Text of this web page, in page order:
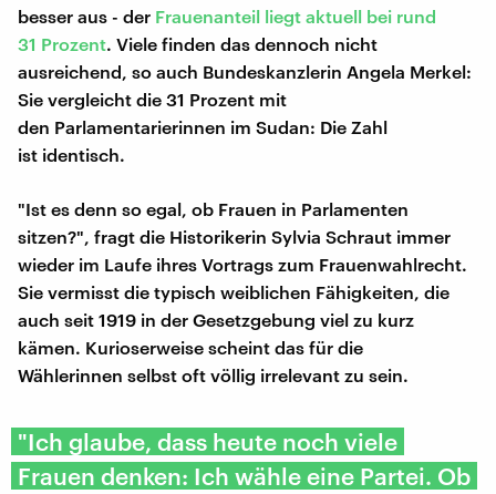
besser aus - der Frauenanteil liegt aktuell bei rund
31 Prozent. Viele finden das dennoch nicht
ausreichend, so auch Bundeskanzlerin Angela Merkel:
Sie vergleicht die 31 Prozent mit
den Parlamentarierinnen im Sudan: Die Zahl
ist identisch.
"Ist es denn so egal, ob Frauen in Parlamenten
sitzen?", fragt die Historikerin Sylvia Schraut immer
wieder im Laufe ihres Vortrags zum Frauenwahlrecht.
Sie vermisst die typisch weiblichen Fähigkeiten, die
auch seit 1919 in der Gesetzgebung viel zu kurz
kämen. Kurioserweise scheint das für die
Wählerinnen selbst oft völlig irrelevant zu sein.
"Ich glaube, dass heute noch viele
Frauen denken: Ich wähle eine Partei. Ob